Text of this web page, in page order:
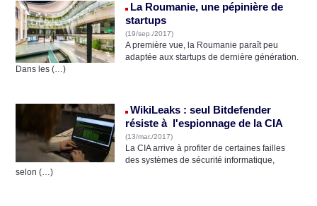
La Roumanie, une pépinière de
startups
(19/sep./2017)
A première vue, la Roumanie paraît peu
adaptée aux startups de dernière génération.
Dans les (…)
WikiLeaks : seul Bitdefender
résiste à l'espionnage de la CIA
(13/mar./2017)
La CIA arrive à profiter de certaines failles
des systèmes de sécurité informatique,
selon (…)